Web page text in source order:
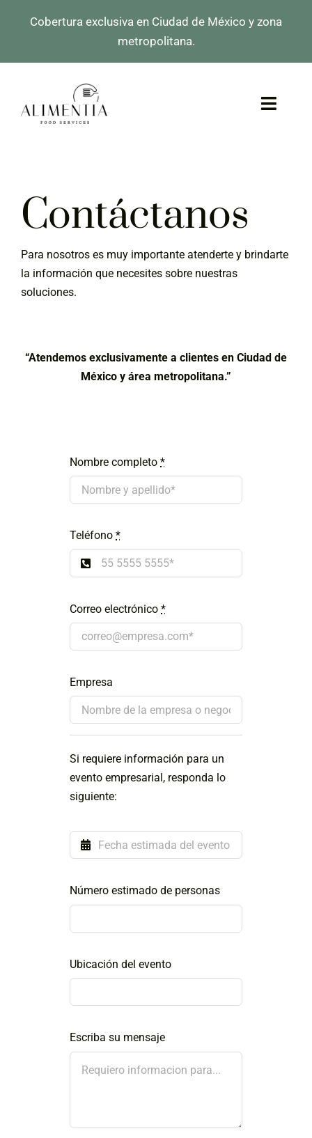
Cobertura exclusiva en Ciudad de México y zona
metropolitana.
Servicios
Testimoniales
Contáctanos
Para nosotros es muy importante atenderte y brindarte
la información que necesites sobre nuestras
soluciones.
“Atendemos exclusivamente a clientes en Ciudad de
México y área metropolitana.”
Nombre completo *
Teléfono *
Correo electrónico *
Empresa
Si requiere información para un
evento empresarial, responda lo
siguiente:
Número estimado de personas
Ubicación del evento
Escriba su mensaje